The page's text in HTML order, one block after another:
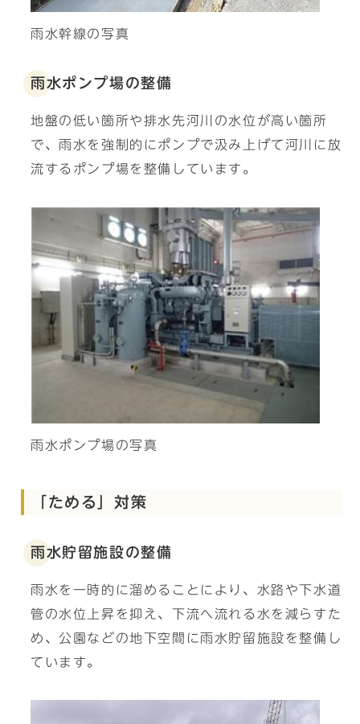
雨水幹線の写真
雨水ポンプ場の整備
地盤の低い箇所や排水先河川の水位が高い箇所
で、雨水を強制的にポンプで汲み上げて河川に放
流するポンプ場を整備しています。
雨水ポンプ場の写真
「ためる」対策
雨水貯留施設の整備
雨水を一時的に溜めることにより、水路や下水道
管の水位上昇を抑え、下流へ流れる水を減らすた
め、公園などの地下空間に雨水貯留施設を整備し
ています。